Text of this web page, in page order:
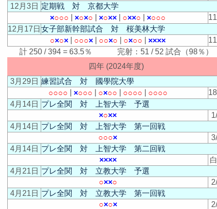
12月3日 定期戦 対 京都大学
×○○○ ×○×○ ×○×× ○××○ ×○○○
12月17日 女子部新幹部試合 対 桜美林大学
○×○× ○○○× ○○×○ ○×○○ ××××
計 250 / 394 = 63.5％ 完射：51 / 52 試合（98％）
四年 (2024年度)
3月29日 練習試合 対 國學院大學
○○○○ ×○○○ ○×○○ ○○○○ ○○○○
4月14日 プレ全関 対 上智大学 予選
×○××
4月14日 プレ全関 対 上智大学 第一回戦
○○○×
4月14日 プレ全関 対 上智大学 第二回戦
××××
4月21日 プレ全関 対 立教大学 予選
○××○
4月21日 プレ全関 対 立教大学 第一回戦
○×○×